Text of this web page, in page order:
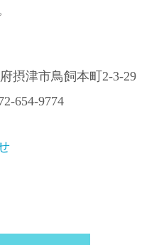
津市鳥飼本町2-3-29
654-9774